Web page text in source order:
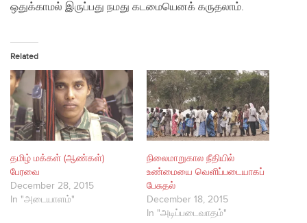
ஒதுக்காமல் இருப்பது நமது கடமையெனக் கருதலாம்.
Related
தமிழ் மக்கள் (ஆண்கள்)
பேரவை
December 28, 2015
In "அடையாளம்"
நிலைமாறுகால நீதியில்
உண்மையை வெளிப்படையாகப்
பேசுதல்
December 18, 2015
In "அடிப்படைவாதம்"